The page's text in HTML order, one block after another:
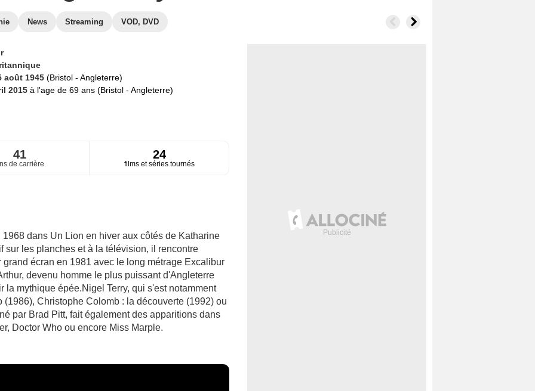
News Streaming VOD, DVD
août 1945 (Bristol - Angleterre)
2015 à l'age de 69 ans (Bristol - Angleterre)
41
de carrière
24
films et séries tournés
dans Un Lion en hiver aux côtés de Katharine
sur les planches et à la télévision, il rencontre
écran en 1981 avec le long métrage Excalibur
devenu homme le plus puissant d'Angleterre
mythique épée.Nigel Terry, qui s'est notamment
Christophe Colomb : la découverte (1992) ou
par Brad Pitt, fait également des apparitions dans
Doctor Who ou encore Miss Marple.